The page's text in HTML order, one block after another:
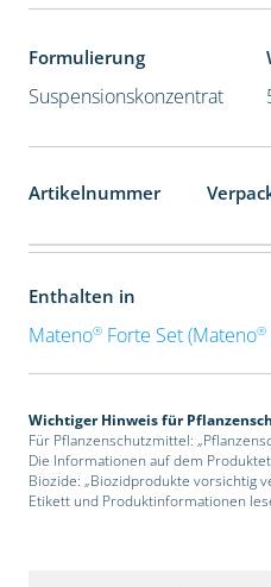
Formulierung
Suspensionskonzentrat
Artikelnummer
Enthalten in
Mateno®Forte Set (Mateno®
Wichtiger Hinweis für
Für Pflanzenschutzmittel:
Die Informationen auf dem
Biozide: „Biozidprodukte vorsichtig
Etikett und Produktinformationen